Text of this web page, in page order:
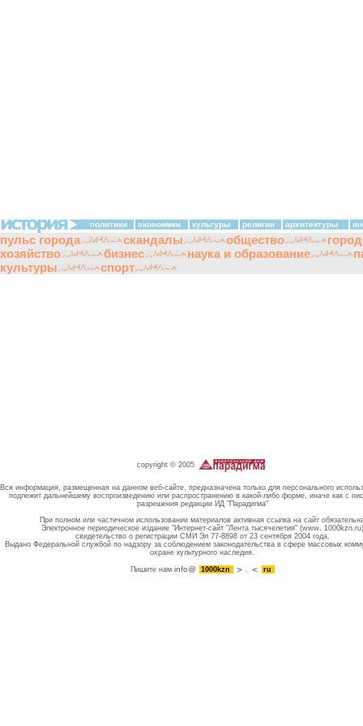
политики экономики культуры религии архитектуры
пульс города скандалы общество
хозяйство
бизнес наука и образование
культуры
спорт
copyright © 2005
Вся информация, размещенная на данном веб-сайте, предназначена только для персонального
подлежит дальнейшему воспроизведению или распространению в какой-либо форме, иначе как с
разрешения редакции ИД "Парадигма"
При полном или частичном использовании материалов активная ссылка на сайт
Электронное периодическое издание "Интернет-сайт "Лента тысячелетия" (www. 1000kzn.ru)
свидетельство о регистрации СМИ Эл 77-8898 от 23 сентября 2004 года.
Выдано Федеральной службой по надзору за соблюдением законодательства в сфере массовых
охране культурного наследия.
Пишите намinfo@ 1000kzn . ru